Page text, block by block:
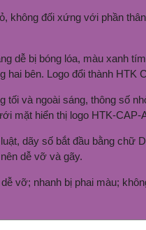
không đối xứng với phần
dễ bị bóng lóa, màu xanh
hai bên. Logo đổi thành HTK
tối và ngoài sáng, thông số
mặt hiển thị logo HTK-CAP-
dãy số bắt đầu bằng chữ
dễ vỡ và gãy.
vỡ; nhanh bị phai màu;